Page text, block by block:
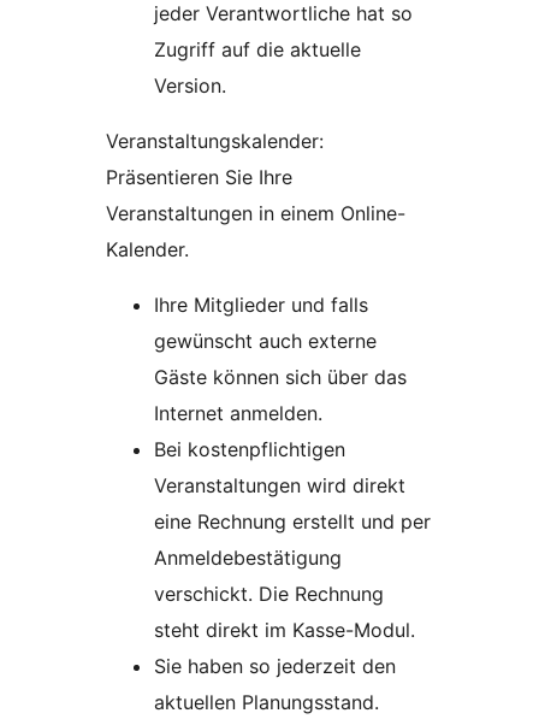
jeder Verantwortliche hat so
Zugriff auf die aktuelle
Version.
Veranstaltungskalender:
Präsentieren Sie Ihre
Veranstaltungen in einem Online-
Kalender.
Ihre Mitglieder und falls
gewünscht auch externe
Gäste können sich über das
Internet anmelden.
Bei kostenpflichtigen
Veranstaltungen wird direkt
eine Rechnung erstellt und per
Anmeldebestätigung
verschickt. Die Rechnung
steht direkt im Kasse-Modul.
Sie haben so jederzeit den
aktuellen Planungsstand.